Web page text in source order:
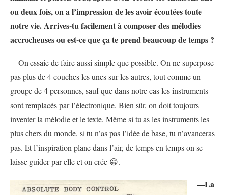
ou deux fois, on a l’impression de les avoir écoutées toute
notre vie. Arrives-tu facilement à composer des mélodies
accrocheuses ou est-ce que ça te prend beaucoup de temps ?
—On essaie de faire aussi simple que possible. On ne superpose
pas plus de 4 couches les unes sur les autres, tout comme un
groupe de 4 personnes, sauf que dans notre cas les instruments
sont remplacés par l’électronique. Bien sûr, on doit toujours
inventer la mélodie et le texte. Même si tu as les instruments les
plus chers du monde, si tu n’as pas l’idée de base, tu n’avanceras
pas. Et l’inspiration plane dans l’air, de temps en temps on se
laisse guider par elle et on crée 😀.
—La